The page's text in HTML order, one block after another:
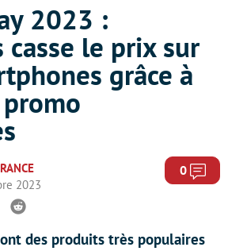
2023 :
casse le prix sur
grâce à
2023
0
Reddit
des produits très populaires